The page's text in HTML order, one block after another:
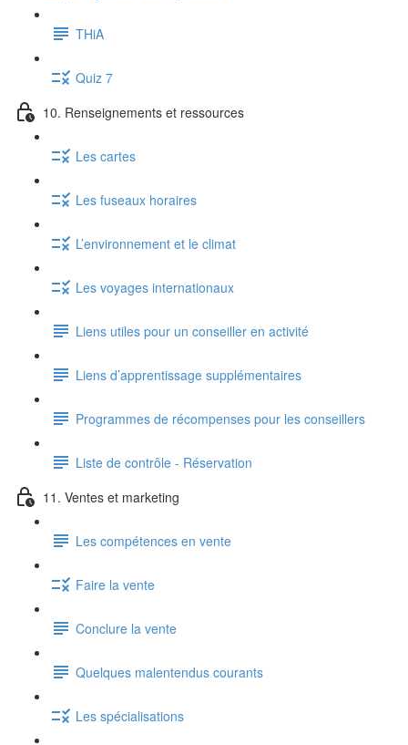
THiA
Quiz 7
10. Renseignements et ressources
Les cartes
Les fuseaux horaires
L’environnement et le climat
Les voyages internationaux
Liens utiles pour un conseiller en activité
Liens d’apprentissage supplémentaires
Programmes de récompenses pour les conseillers
Liste de contrôle - Réservation
11. Ventes et marketing
Les compétences en vente
Faire la vente
Conclure la vente
Quelques malentendus courants
Les spécialisations